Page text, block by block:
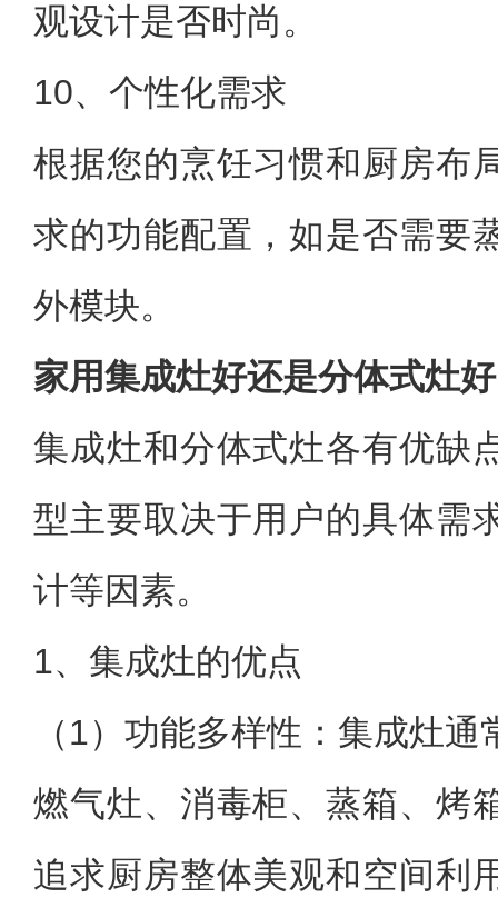
观设计是否时尚。
10、个性化需求
根据您的烹饪习惯和厨房布
求的功能配置，如是否需要
外模块。
家用集成灶好还是分体式灶好
集成灶和分体式灶各有优缺
型主要取决于用户的具体需
计等因素。
1、集成灶的优点
（1）功能多样性：集成灶
燃气灶、消毒柜、蒸箱、烤
追求厨房整体美观和空间利